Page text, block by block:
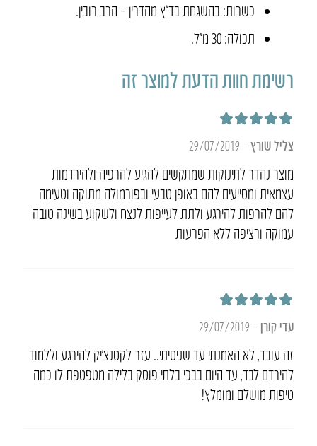
כשרות: בהשגחת בד”ץ מהדרין – הרב רובין.
תכולה: 30 מ״ל.
רשימת חוות הדעת למוצר זה
צליל שורץ–
29/07/2019
מוצר נהדר לתינוקות שמתקשים להגיע להרפיה ולהירדמות
עצמאית ומסייעים להם באופן טבעי ובפורמולה מתוקה וטעימה
להם להרפות להירגע ולתת לעייפות לנצח ולשקוע בשינה טובה
עמוקה ורציפה ללא הפרעות
עדי קורן –
29/07/2019
זה עובד, לא האמנתי עד שניסיתי.. עזר לקטנצ’יק להירגע וללמוד
להירדם לבד, עד היום בבכי בלתי פוסק בלילה מטפטפת לו כמה
טיפות מושלם ומומלץ!